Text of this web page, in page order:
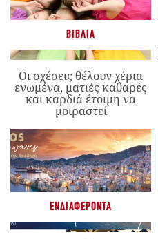
ΒΙΒΛΊΑ
Οι σχέσεις θέλουν χέρια
ενωμένα, ματιές καθαρές
και καρδιά έτοιμη να
μοιραστεί
ΕΝΔΙΑΦΈΡΟΝΤΑ